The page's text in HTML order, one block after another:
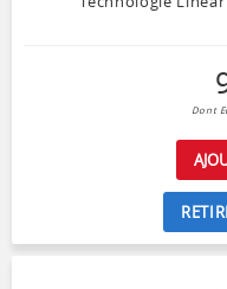
Dont